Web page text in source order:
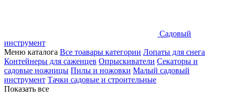
Садовый
инструмент
Меню каталога Все тоавары категории Лопаты для снега
Контейнеры для саженцев Опрыскиватели Секаторы и
садовые ножницы Пилы и ножовки Малый садовый
инструмент Тачки садовые и строительные
Показать все